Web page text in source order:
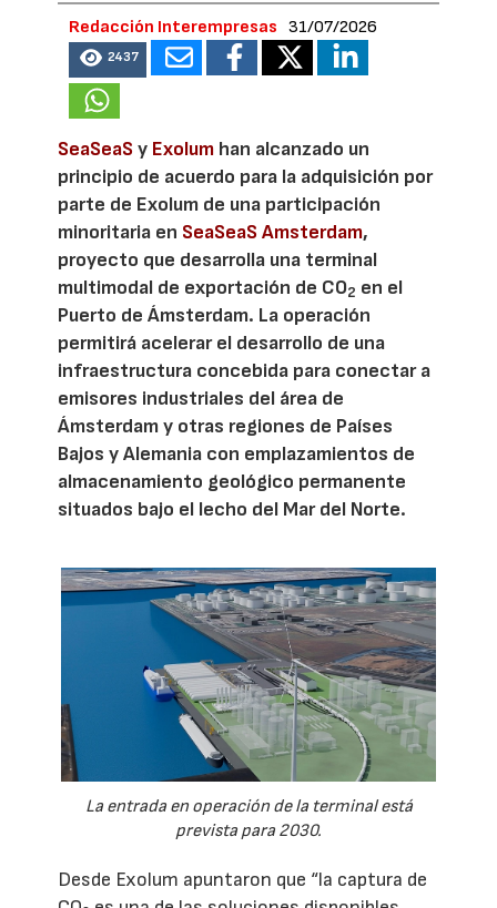
Redacción Interempresas 31/07/2026
2437
SeaSeaSy Exolum han alcanzado un
principio de acuerdo para la adquisición por
parte de Exolum de una participación
minoritaria en SeaSeaS Amsterdam,
proyecto que desarrolla una terminal
multimodal de exportación de CO2 en el
Puerto de Ámsterdam. La operación
permitirá acelerar el desarrollo de una
infraestructura concebida para conectar a
emisores industriales del área de
Ámsterdam y otras regiones de Países
Bajos y Alemania con emplazamientos de
almacenamiento geológico permanente
situados bajo el lecho del Mar del Norte.
La entrada en operación de la terminal está
prevista para 2030.
Desde Exolum apuntaron que “la captura de